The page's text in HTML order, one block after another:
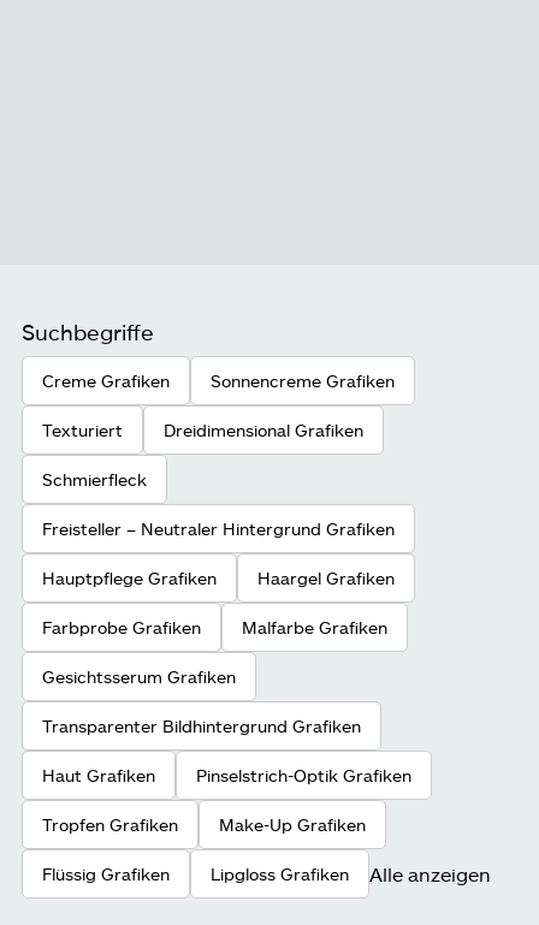
Suchbegriffe
Creme Grafiken Sonnencreme Grafiken
Texturiert Dreidimensional Grafiken
Schmierfleck
Freisteller – Neutraler Hintergrund Grafiken
Hauptpflege Grafiken Haargel Grafiken
Farbprobe Grafiken Malfarbe Grafiken
Gesichtsserum Grafiken
Transparenter Bildhintergrund Grafiken
Haut Grafiken Pinselstrich-Optik Grafiken
Tropfen Grafiken Make-Up Grafiken
Flüssig Grafiken Lipgloss Grafiken Alle anzeigen